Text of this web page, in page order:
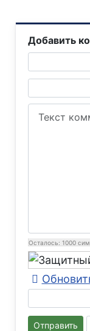
Добавить
Текст
Осталось: 1000
Отправить